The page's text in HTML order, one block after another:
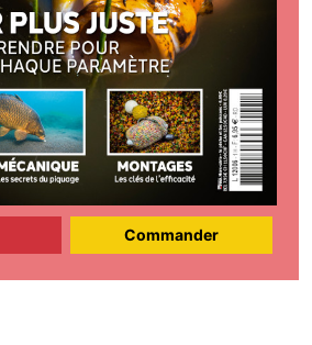
Commander